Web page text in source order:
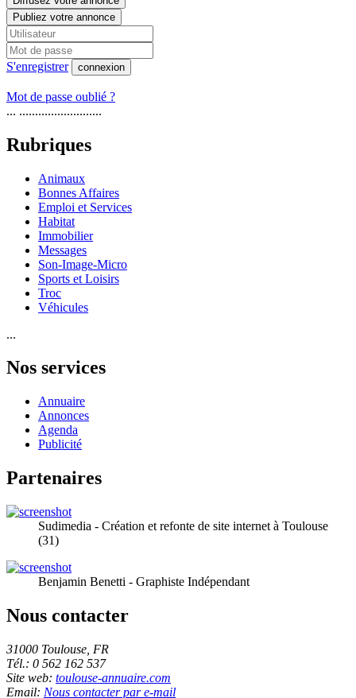
Publiez votre annonce
S'enregistrer connexion
Mot de passe oublié ?
... ..........................
Rubriques
Animaux
Bonnes Affaires
Emploi et Services
Habitat
Immobilier
Messages
Son-Image-Micro
Sports et Loisirs
Troc
Véhicules
...
Nos services
Annuaire
Annonces
Agenda
Publicité
Partenaires
Sudimedia - Création et refonte de site internet à Toulouse
(31)
Benjamin Benetti - Graphiste Indépendant
Nous contacter
31000 Toulouse, FR
Tél.: 0 562 162 537
Site web: toulouse-annuaire.com
Email: Nous contacter par e-mail